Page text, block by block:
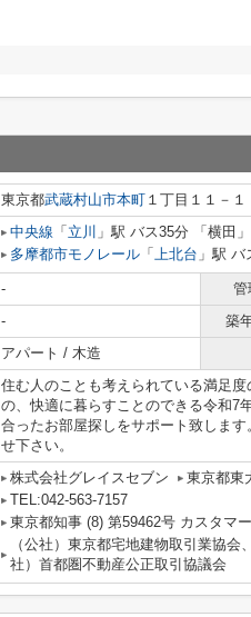
東京都武蔵村山市本町 １丁目１１－１
中央線 「 立川 」駅 バス35分 「横田
多摩都市モノレール 「 上北台 」駅
- 管
- 築
アパート / 木造
住む人のことも考えられている満足
の、快適に暮らすことのできる令和7
合ったお部屋探しをサポート致しま
せ下さい。
株式会社グレイスセブン
東京都東
TEL:042-563-7157
東京都知事 (8) 第59462号 カスタマ
（公社）東京都宅地建物取引業協
社）首都圏不動産公正取引協議会